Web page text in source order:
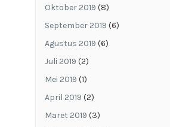
Oktober 2019 (8)
September 2019 (6)
Agustus 2019 (6)
Juli 2019 (2)
Mei 2019 (1)
April 2019 (2)
Maret 2019 (3)